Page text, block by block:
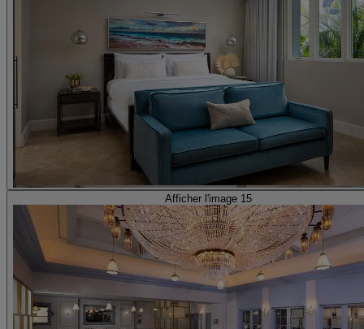
Afficher l'image 15